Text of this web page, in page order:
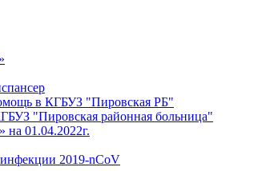
в КГБУЗ "Пировская РБ"
"Пировская районная больница"
01.04.2022г.
2019-nCoV